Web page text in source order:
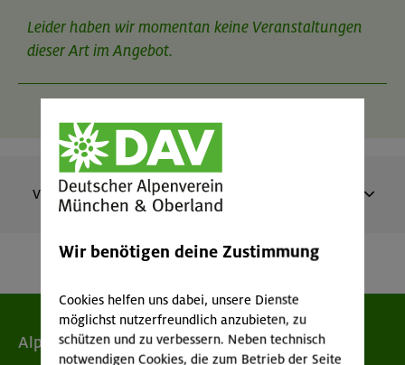
Technische Fähigkeiten:
erworbenen Kenntnisse. Ständige Kontrolle von Richtung und
Geschwindigkeit auf blauen und leichten roten Pisten.
Ständige parallele Skistellung.
Konditionelle Fähigkeiten:
Durchschnittliche Sportlichkeit und Ausdauer.
Leider haben wir momentan keine Veranstaltungen
dieser Art im Angebot.
Vergangene Veranstaltungen
Ski Alpin für Aufsteiger
14.-17.02.26
Alpenverein
Wir benötigen deine Zustimmung
Cookies helfen uns dabei, unsere Dienste
möglichst nutzerfreundlich anzubieten, zu
schützen und zu verbessern. Neben technisch
notwendigen Cookies, die zum Betrieb der Seite